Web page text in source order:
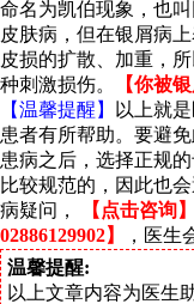
命名为凯伯现象，也
皮肤病，但在银屑病
皮损的扩散、加重，
种刺激损伤。
【你被
【温馨提醒】
以上就
患者有所帮助。要避
患病之后，选择正规
比较规范的，因此也
病疑问，
【点击咨询】
02886129902】
，医生
温馨提醒:
以上文章内容为医生